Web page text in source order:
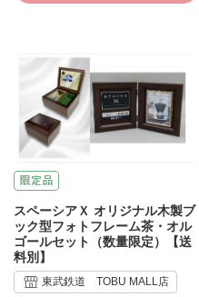
スペーシアＸ オリジナル木製ブ
ック型フォトフレーム茶・オル
ゴールセット（数量限定）【送
料別】
東武鉄道 TOBU MALL店